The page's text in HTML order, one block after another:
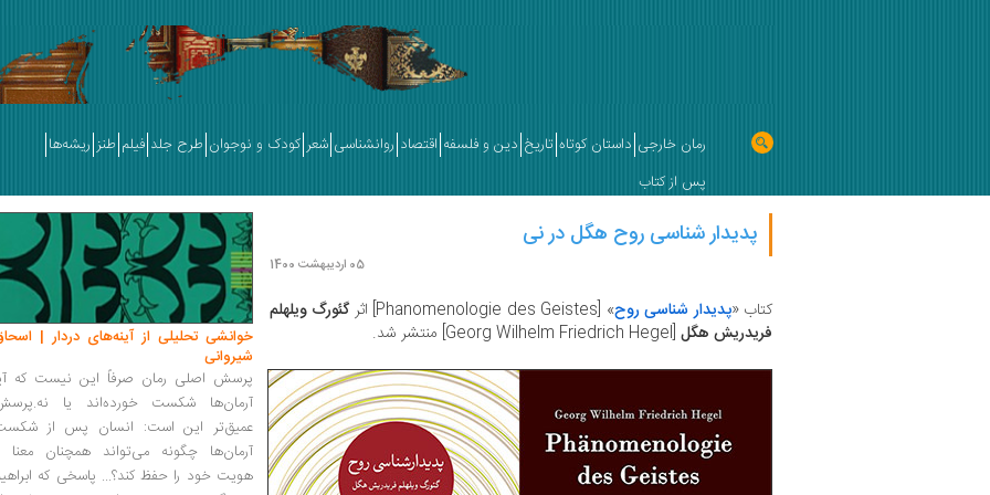
رمان خارجی داستان کوتاه تاریخ دین و فلسفه اقتصاد روانشناسی شعر کودک و نوجوان طرح جلد فیلم طنز ریشه‌ها
پس از کتاب
پدیدار شناسی روح هگل در نی
05 اردیبهشت 1400
کتاب «پدیدار شناسی روح» [Phanomenologie des Geistes] اثر
گئورگ ویلهلم
فریدریش هگل [Georg Wilhelm Friedrich Hegel] منتشر شد.
خوانشی تحلیلی از آینه‌های دردار |
شیروانی
پرسش اصلی رمان صرفاً این نیست که
آرمان‌ها شکست خورده‌اند یا
عمیق‌تر این است: انسان پس از
آرمان‌ها چگونه می‌تواند همچنان معنا
هویت خود را حفظ کند؟... پاسخی که